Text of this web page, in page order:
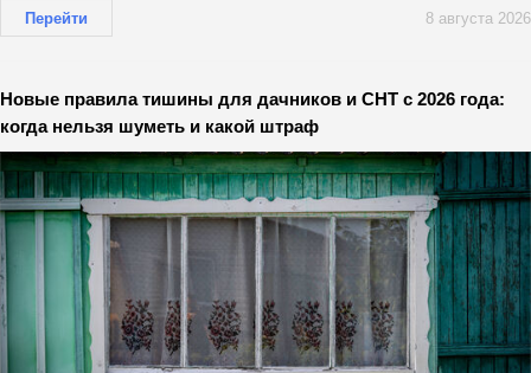
Перейти 8 августа 2026
Новые правила тишины для дачников и СНТ с 2026 года:
когда нельзя шуметь и какой штраф